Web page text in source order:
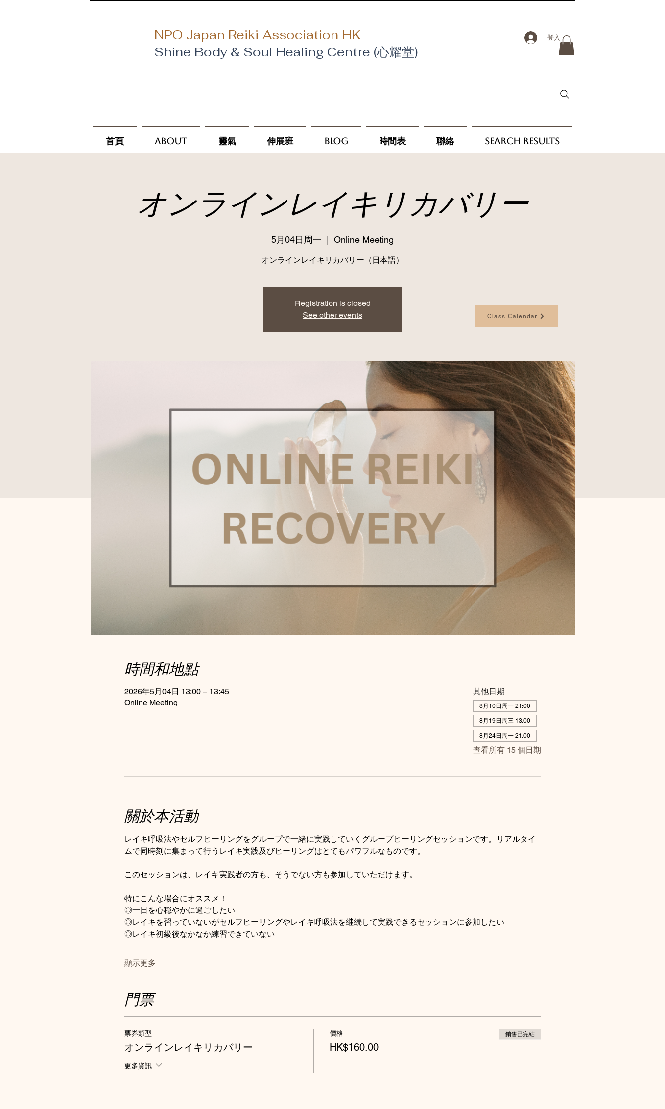
NPO Japan Reiki Association HK
Shine Body & Soul Healing Centre (心耀堂)
登入
首頁 About 靈氣 伸展班 Blog 時間表 聯絡 Search Results
オンラインレイキリカバリー
5月04日周一 Online Meeting
オンラインレイキリカバリー（日本語）
Registration is closed
See other events
時間和地點
2026年5月04日 13:00 – 13:45
Online Meeting
其他日期
8月10日周一 21:00
8月19日周三 13:00
8月24日周一 21:00
查看所有 15 個日期
關於本活動
レイキ呼吸法やセルフヒーリングをグループで一緒に実践していくグループヒーリングセッションです。リアルタイ
ムで同時刻に集まって行うレイキ実践及びヒーリングはとてもパワフルなものです。
このセッションは、レイキ実践者の方も、そうでない方も参加していただけます。
特にこんな場合にオススメ！
◎一日を心穏やかに過ごしたい
◎レイキを習っていないがセルフヒーリングやレイキ呼吸法を継続して実践できるセッションに参加したい
◎レイキ初級後なかなか練習できていない
顯示更多
門票
票券類型
オンラインレイキリカバリー
更多資訊
價格
HK$160.00
銷售已完結
Class Calendar